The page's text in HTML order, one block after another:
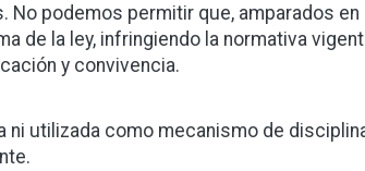
podemos permitir que, amparados
de la ley, infringiendo la normativa
y convivencia.
ni utilizada como mecanismo de